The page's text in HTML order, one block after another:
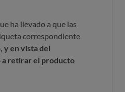
ha llevado a que las
correspondiente
y en vista del
a retirar el producto